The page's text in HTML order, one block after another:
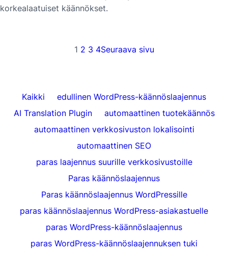
korkealaatuiset käännökset.
1 2 3 4Seuraava sivu
Kaikki
edullinen WordPress-käännöslaajennus
AI Translation Plugin
automaattinen tuotekäännös
automaattinen verkkosivuston lokalisointi
automaattinen SEO
paras laajennus suurille verkkosivustoille
Paras käännöslaajennus
Paras käännöslaajennus WordPressille
paras käännöslaajennus WordPress-asiakastuelle
paras WordPress-käännöslaajennus
paras WordPress-käännöslaajennuksen tuki